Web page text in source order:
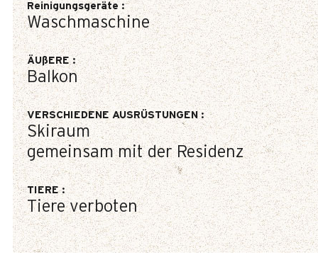
Reinigungsgeräte :
Waschmaschine
ÄUßERE:
Balkon
VERSCHIEDENE AUSRÜSTUNGEN:
Skiraum
gemeinsam mit der Residenz
TIERE:
Tiere verboten